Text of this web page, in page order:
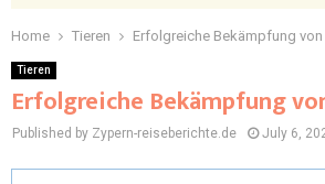
Home Tieren Erfolgreiche Bekämpfung
Tieren
Erfolgreiche Bekämpfung
Published by Zypern-reiseberichte.de July 6,